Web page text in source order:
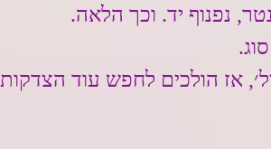
נפנוף יד. וכך הלאה.
אז הולכים לחפש עוד הצדקות